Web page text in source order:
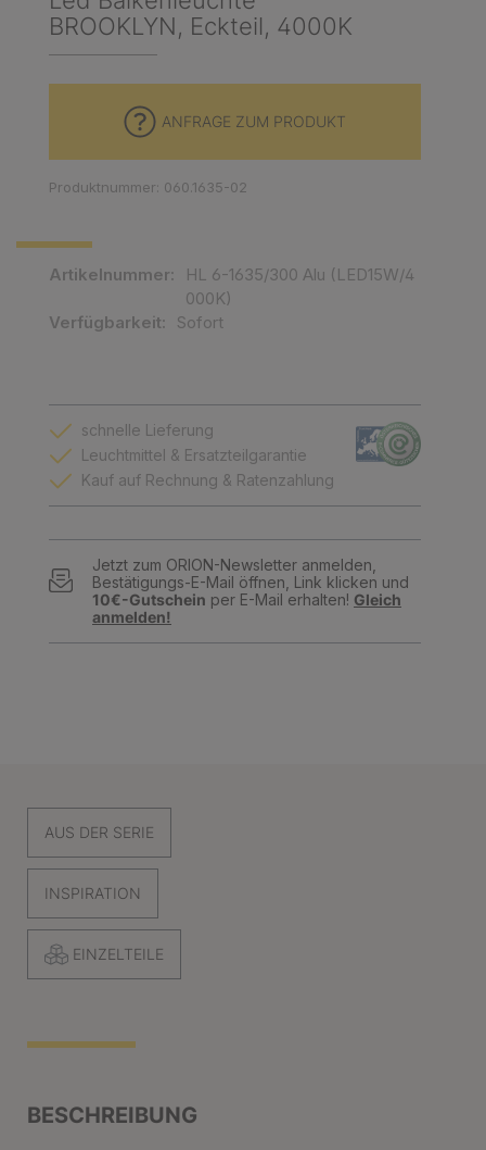
BROOKLYN, Eckteil, 4000K
Artikelnummer:
HL 6-1635/300 Alu (LED15W/4
000K)
Verfügbarkeit:
Sofort
ANFRAGE ZUM PRODUKT
Produktnummer: 060.1635-02
schnelle Lieferung
Leuchtmittel & Ersatzteilgarantie
Kauf auf Rechnung & Ratenzahlung
Jetzt zum ORION-Newsletter anmelden,
Bestätigungs-E-Mail öffnen, Link klicken und
10€-Gutschein per E-Mail erhalten! Gleich
anmelden!
AUS DER SERIE
INSPIRATION
EINZELTEILE
BESCHREIBUNG